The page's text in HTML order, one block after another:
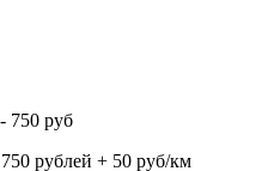
750 руб
рублей + 50 руб/км